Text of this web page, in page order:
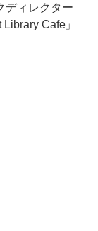
ディレクター
Cafe」